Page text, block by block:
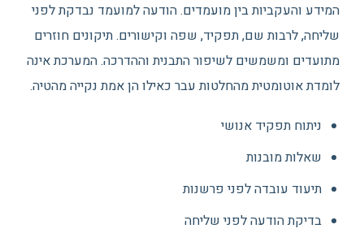
המידע והעקביות בין מועמדים. הודעה למועמד נבדקת לפני
שליחה, לרבות שם, תפקיד, שפה וקישורים. תיקונים חוזרים
מתועדים ומשמשים לשיפור התבנית וההדרכה. המערכת אינה
לומדת אוטומטית מהחלטות עבר כאילו הן אמת נקייה מהטיה.
ניתוח תפקיד אנושי
שאלות מובנות
תיעוד עובדה לפני פרשנות
בדיקת הודעה לפני שליחה